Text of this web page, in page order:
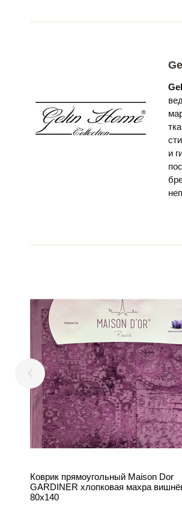
и
Коврик прямоугольный Maison Dor
GARDINER хлопковая махра
80х140